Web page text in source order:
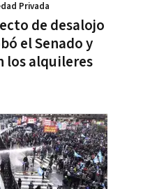
de desalojo
el Senado y
los alquileres
Privada